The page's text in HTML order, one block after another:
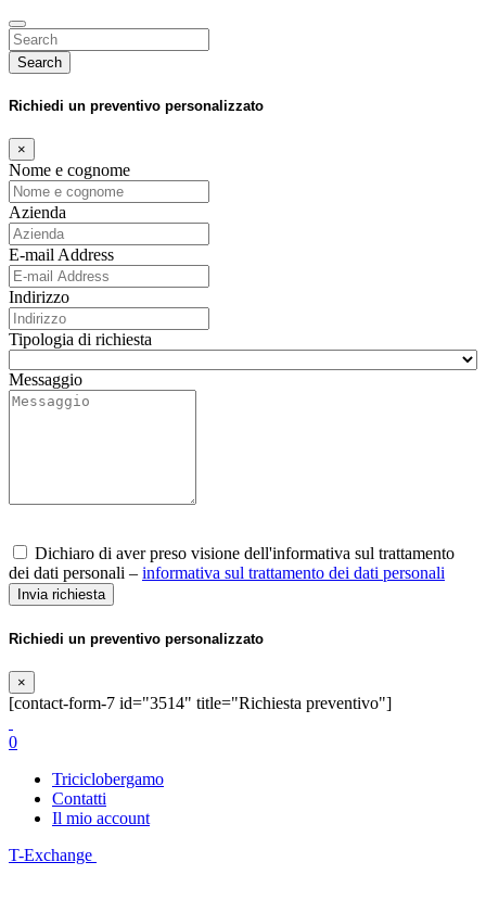
Search
Richiedi un preventivo personalizzato
×
Nome e cognome
Azienda
E-mail Address
Indirizzo
Tipologia di richiesta
Messaggio
Dichiaro di aver preso visione dell'informativa sul trattamento
dei dati personali – informativa sul trattamento dei dati personali
Richiedi un preventivo personalizzato
×
[contact-form-7 id="3514" title="Richiesta preventivo"]
0
Triciclobergamo
Contatti
Il mio account
T-Exchange